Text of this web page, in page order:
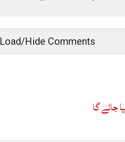
Load/Hide Comments
جائے گا